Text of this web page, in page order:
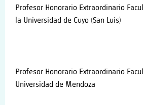
Profesor Honorario Extraordinario
la Universidad de Cuyo (San Luis)
Profesor Honorario Extraordinario
Universidad de Mendoza